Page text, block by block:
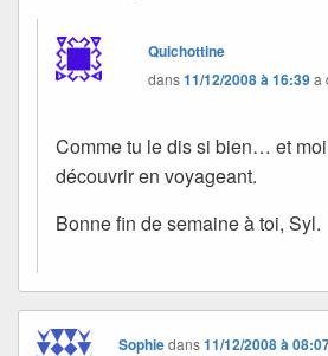
Quichottine
dans11/12/2008 à 16:39a
Comme tu le dis si bien… et
découvrir en voyageant.
Bonne fin de semaine à toi, Syl.
Sophiedans11/12/2008 à